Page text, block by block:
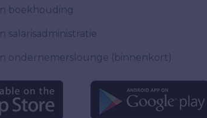
boekhouding
salarisadministratie
ondernemerslounge (binnenkort)